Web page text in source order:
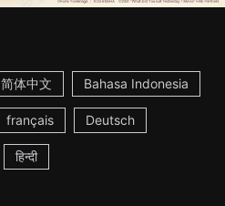
简体中文 Bahasa Indonesia
français Deutsch
हिन्दी